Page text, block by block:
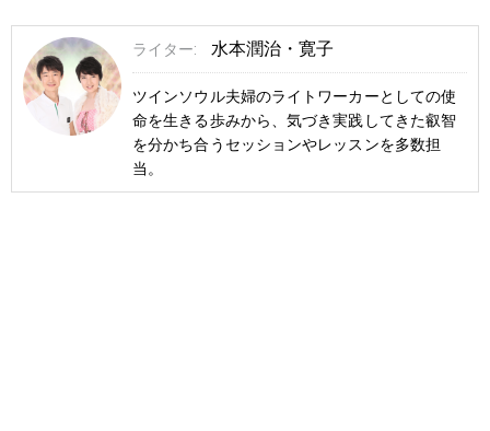
ライター: 水本潤治・寛子
ツインソウル夫婦のライトワーカーとしての使
命を生きる歩みから、気づき実践してきた叡智
を分かち合うセッションやレッスンを多数担
当。